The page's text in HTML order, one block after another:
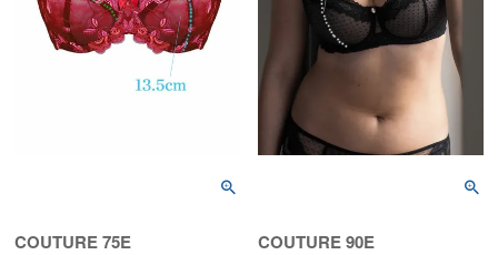
COUTURE 75E COUTURE 90E